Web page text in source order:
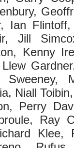
Ian
Jill
Kenny
Sweeney,
Niall
Perry
Ray
Klee,